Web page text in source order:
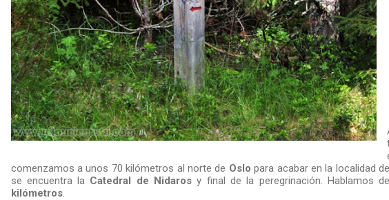
comenzamos a unos 70 kilómetros al norte de Oslo para acabar en la localidad de
se encuentra la Catedral de Nidaros y final de la peregrinación. Hablamos
kilómetros.